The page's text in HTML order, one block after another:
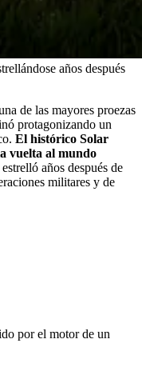
años después
de las mayores proezas
protagonizando un
El histórico Solar
vuelta al mundo
estrelló años después de
militares y de
por el motor de un